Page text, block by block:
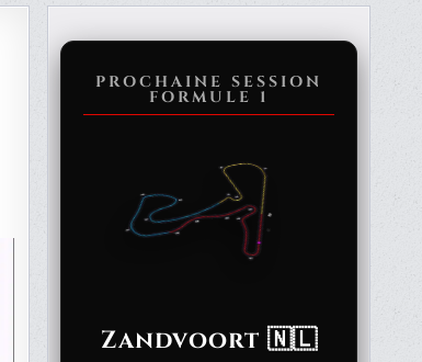
PROCHAINE SESSION
FORMULE 1
Zandvoort 🇳🇱